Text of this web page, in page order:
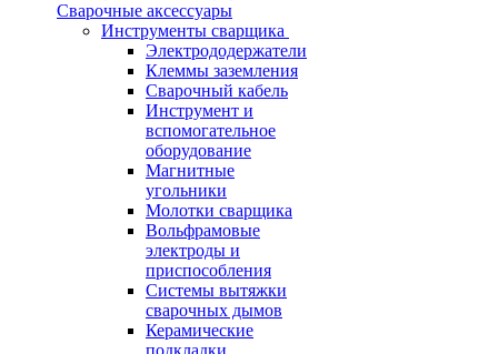
Сварочные аксессуары
Инструменты сварщика
Электрододержатели
Клеммы заземления
Сварочный кабель
Инструмент и
вспомогательное
оборудование
Магнитные
угольники
Молотки сварщика
Вольфрамовые
электроды и
приспособления
Системы вытяжки
сварочных дымов
Керамические
подкладки